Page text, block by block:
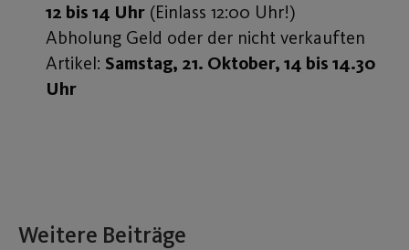
12 bis 14 Uhr (Einlass 12:00 Uhr!)
Abholung Geld oder der nicht verkauften
Artikel: Samstag, 21. Oktober, 14 bis 14.30
Uhr
Weitere Beiträge